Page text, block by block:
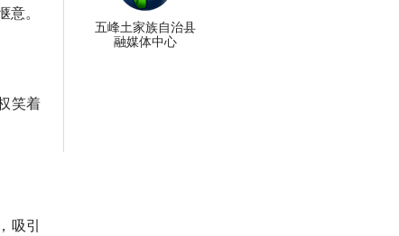
。
笑着
吸引
五峰土家族自治县
融媒体中心